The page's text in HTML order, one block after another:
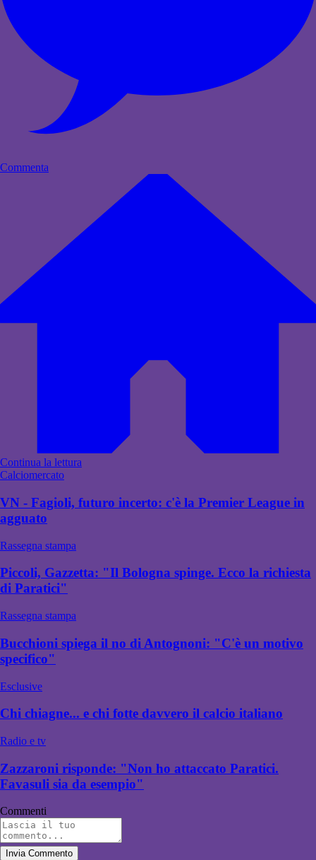
Commenta
Continua la lettura
Calciomercato
VN - Fagioli, futuro incerto: c'è la Premier League in
agguato
Rassegna stampa
Piccoli, Gazzetta: "Il Bologna spinge. Ecco la richiesta
di Paratici"
Rassegna stampa
Bucchioni spiega il no di Antognoni: "C'è un motivo
specifico"
Esclusive
Chi chiagne... e chi fotte davvero il calcio italiano
Radio e tv
Zazzaroni risponde: "Non ho attaccato Paratici.
Favasuli sia da esempio"
Commenti
Invia Commento